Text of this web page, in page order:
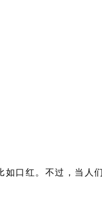
口红。不过，当人